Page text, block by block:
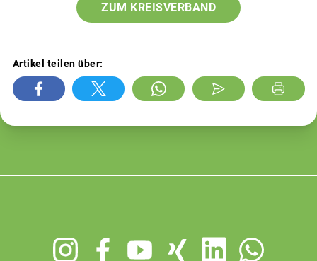
ZUM KREISVERBAND
Artikel teilen über: